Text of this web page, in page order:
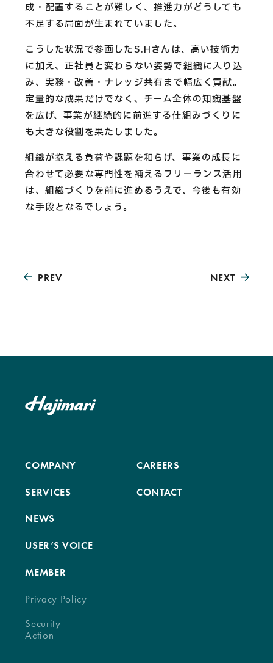
成・配置することが難しく、推進力がどうしても
不足する局面が生まれていました。
こうした状況で参画したS.Hさんは、高い技術力
に加え、正社員と変わらない姿勢で組織に入り込
み、実務・改善・ナレッジ共有まで幅広く貢献。
定量的な成果だけでなく、チーム全体の知識基盤
を広げ、事業が継続的に前進する仕組みづくりに
も大きな役割を果たしました。
組織が抱える負荷や課題を和らげ、事業の成長に
合わせて必要な専門性を補えるフリーランス活用
は、組織づくりを前に進めるうえで、今後も有効
な手段となるでしょう。
PREV NEXT
COMPANY
SERVICES
NEWS
USER’S VOICE
MEMBER
CAREERS
CONTACT
Privacy Policy
Security
Action